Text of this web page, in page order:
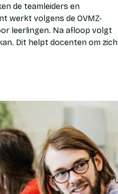
de teamleiders en
werkt volgens de OVMZ-
leerlingen. Na afloop volgt
Dit helpt docenten om zich